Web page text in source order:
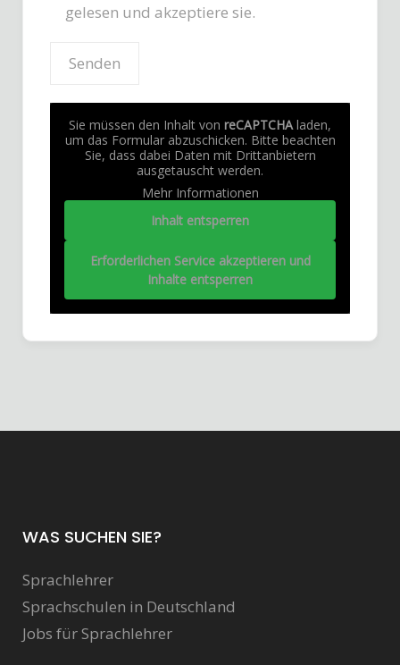
gelesen und akzeptiere sie.
Sie müssen den Inhalt von reCAPTCHA laden,
um das Formular abzuschicken. Bitte beachten
Sie, dass dabei Daten mit Drittanbietern
ausgetauscht werden.
Mehr Informationen
Inhalt entsperren
Erforderlichen Service akzeptieren und
Inhalte entsperren
WAS SUCHEN SIE?
Sprachlehrer
Sprachschulen in Deutschland
Jobs für Sprachlehrer